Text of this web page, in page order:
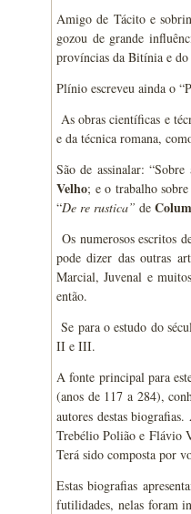
Amigo de Tácito e
gozou de grande
províncias da Bitínia e
Plínio escreveu ainda o
As obras científicas e
e da técnica romana,
São de assinalar:
Velho; e o trabalho
“De re rustica” de
Os numerosos escritos
pode dizer das outras
Marcial, Juvenal e
então.
Se para o estudo do
II e III.
A fonte principal para
(anos de 117 a 284),
autores destas
Trebélio Polião e Flávio
Terá sido composta por
Estas biografias
futilidades, nelas foram